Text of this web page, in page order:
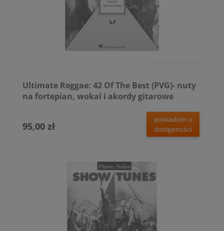
Ultimate Reggae: 42 Of The Best (PVG)- nuty
na fortepian, wokal i akordy gitarowe
95,00 zł
powiadom o
dostępności